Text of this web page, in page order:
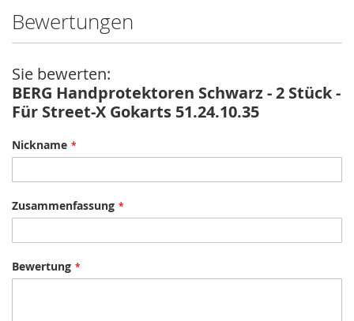
Bewertungen
Sie bewerten:
BERG Handprotektoren Schwarz - 2 Stück -
Für Street-X Gokarts 51.24.10.35
Nickname
Zusammenfassung
Bewertung